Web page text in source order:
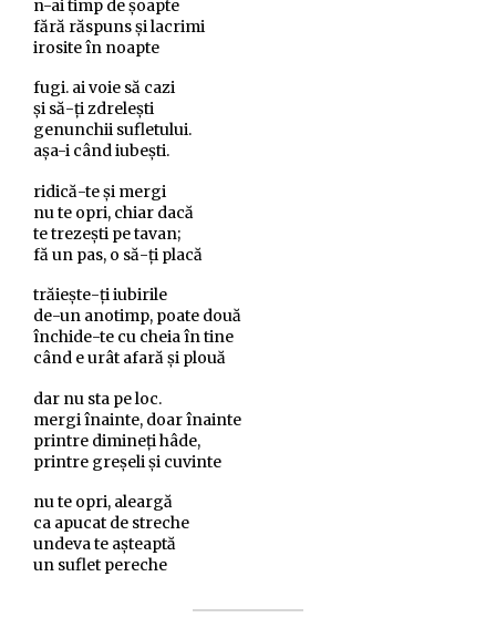
n-ai timp de șoapte
fără răspuns și lacrimi
irosite în noapte
fugi. ai voie să cazi
și să-ți zdrelești
genunchii sufletului.
așa-i când iubești.
ridică-te și mergi
nu te opri, chiar dacă
te trezești pe tavan;
fă un pas, o să-ți placă
trăiește-ți iubirile
de-un anotimp, poate două
închide-te cu cheia în tine
când e urât afară și plouă
dar nu sta pe loc.
mergi înainte, doar înainte
printre dimineți hâde,
printre greșeli și cuvinte
nu te opri, aleargă
ca apucat de streche
undeva te așteaptă
un suflet pereche